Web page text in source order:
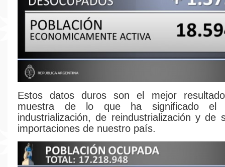
Estos datos duros son el mejor
muestra de lo que ha significado el
industrialización, de reindustrialización y de
importaciones de nuestro país.